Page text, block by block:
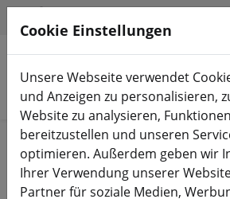
Produkte suchen
Start Bauteile FPV Antennen
Cookie Einstellungen
Unsere Webseite verwendet
und Anzeigen zu personalisieren,
Website zu analysieren,
bereitzustellen und unseren
optimieren. Außerdem geben wir
Ihrer Verwendung unserer
Partner für soziale Medien,